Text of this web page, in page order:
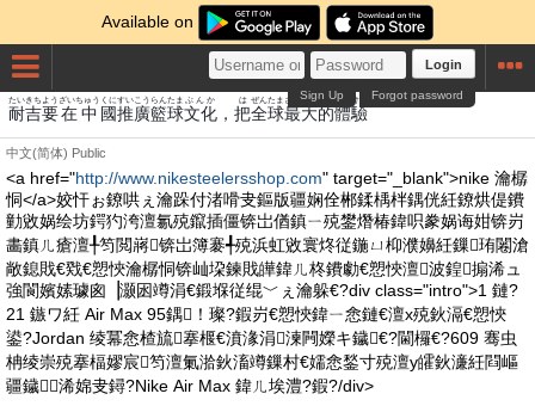
Available on
Login
Forgot password
Sign Up
耐
たい
吉
きち
要
よう
在中
ざいちゅう
國
くに
推
すい
廣
こう
籃
らん
球
たま
文化
ぶんか
， 把
は
全
ぜん
球
たま
最大
さいだい
的
てき
體驗
たいけん
中文(简体) Public
<a href="http://www.nikesteelersshop.com" target="_blank">nike 瀹樼
恫</a>姣忓ぉ鐐哄ぇ瀹跺付渚嗗叏鏂版疆娴佺郴鍒楀柈鍝侊紝鐐烘偍鐨
勭敓娲绘坊鍔犳洿澶氱殑鑹插僵锛岀偤鎮ㄧ殑鐢熸椿鍏呮豢娲诲姏锛岃
畵鎮ㄦ瘡澶╀笉閲嶈锛岀簿褰╃殑浜虹敓寰炵従鍦ㄩ枊濮嬶紝鏁珛闂滄
敞鎴戝€戣€愬悏瀹樼恫锛屾垜鍊戝皣鍏ㄦ柊鐨勮€愬悏澶波鍠搧浠ュ
強閬嬪嫊璩囪▕灏囦竴涓€鍛堢従绲﹀ぇ瀹躲€?div class="intro">1 鏈?
21 鏃ワ紝 Air Max 95鍝！璨?鍜岃€愬悏鍏ㄧ悆鏈€澶х殑鈥滆€愬悏
鍙?Jordan 绫冪悆楂旈搴椻€濆湪涓湅闁嬫キ鐬€?閫欏€?609 骞虫
柟绫崇殑搴楅嫪宸笉澶氭湁鈥滀竴鏁村€嬬悆鍫寸殑澶у皬鈥濓紝閰嶇
疆鐬浠婂叏鐞?Nike Air Max 鍏ㄦ埃澧?鍜?/div>